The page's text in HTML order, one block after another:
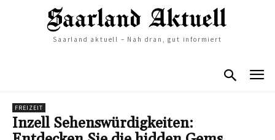
Saarland aktuell – Nah dran, gut informiert
FREIZEIT
Inzell Sehenswürdigkeiten: